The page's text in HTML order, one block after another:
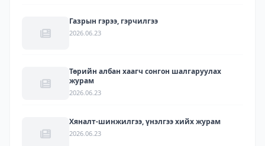
Газрын гэрээ, гэрчилгээ
2026.06.23
Төрийн албан хаагч сонгон шалгаруулах
журам
2026.06.23
Хяналт-шинжилгээ, үнэлгээ хийх журам
2026.06.23